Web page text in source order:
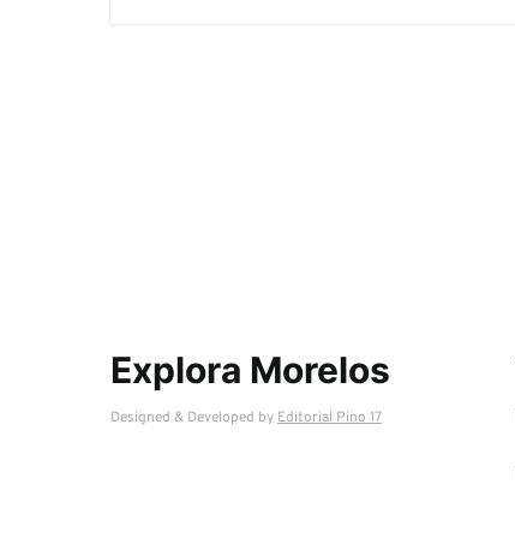
Explora Morelos
Designed & Developed by Editorial Pino 17